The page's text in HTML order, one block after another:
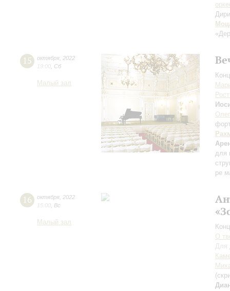
15 октября 2022
19:00 Сб
Малый зал
для
ре
16 октября 2022
15:00 Вс
Малый зал
О
Для